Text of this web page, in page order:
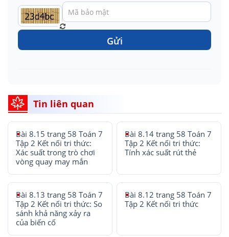
Gửi
Tin liên quan
Bài 8.15 trang 58 Toán 7
Tập 2 Kết nối tri thức:
Xác suất trong trò chơi
vòng quay may mắn
Bài 8.14 trang 58 Toán 7
Tập 2 Kết nối tri thức:
Tính xác suất rút thẻ
Bài 8.13 trang 58 Toán 7
Tập 2 Kết nối tri thức: So
sánh khả năng xảy ra
của biến cố
Bài 8.12 trang 58 Toán 7
Tập 2 Kết nối tri thức